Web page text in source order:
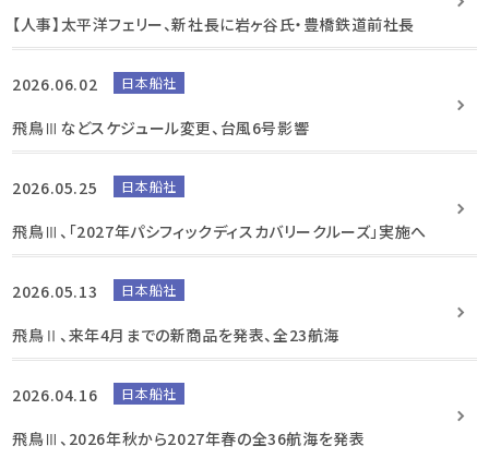
【人事】太平洋フェリー、新社長に岩ヶ谷氏・豊橋鉄道前社長
2026.06.02 日本船社
飛鳥Ⅲなどスケジュール変更、台風6号影響
2026.05.25 日本船社
飛鳥Ⅲ、「2027年パシフィックディスカバリークルーズ」実施へ
2026.05.13 日本船社
飛鳥Ⅱ、来年4月までの新商品を発表、全23航海
2026.04.16 日本船社
飛鳥Ⅲ、2026年秋から2027年春の全36航海を発表